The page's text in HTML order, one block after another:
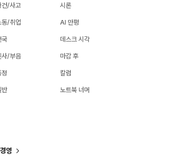
건/사고
동/취업
국
사/부음
정
반
시론
AI 만평
데스크 시각
마감 후
칼럼
노트북 너머
영